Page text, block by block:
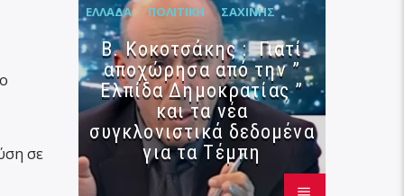
σε
ΕΛΛΆΔΑ ΠΟΛΙΤΙΚΉ ΣΑΧΊΝΗΣ
Β. Κοκοτσάκης : Γιατί
αποχώρησα από την ”
Ελπίδα Δημοκρατίας ”
και τα νέα
συγκλονιστικά δεδομένα
για τα Τέμπη